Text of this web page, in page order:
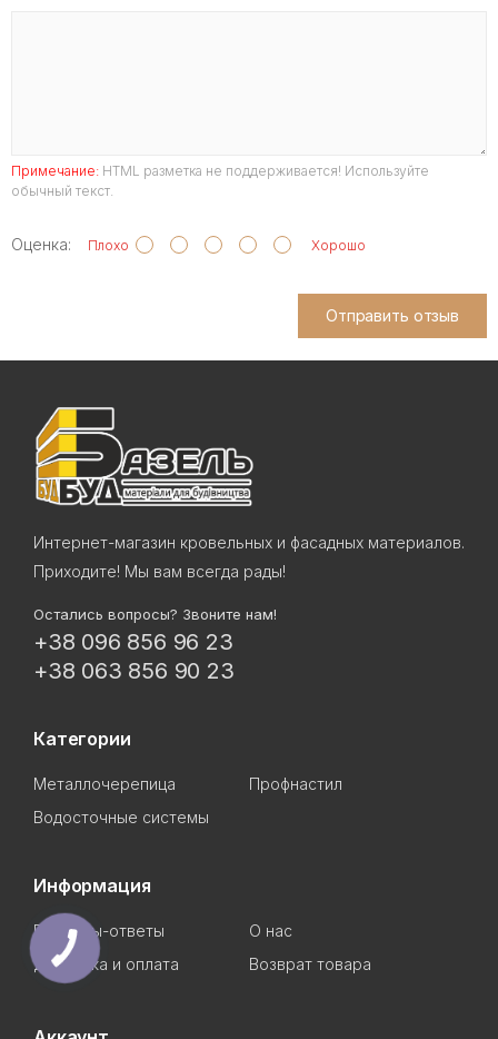
Примечание: HTML разметка не поддерживается! Используйте
обычный текст.
Оценка: Плохо Хорошо
Отправить отзыв
Интернет-магазин кровельных и фасадных материалов.
Приходите! Мы вам всегда рады!
Остались вопросы? Звоните нам!
+38 096 856 96 23
+38 063 856 90 23
Категории
Металлочерепица
Профнастил
Водосточные системы
Информация
Вопросы-ответы
О нас
Доставка и оплата
Возврат товара